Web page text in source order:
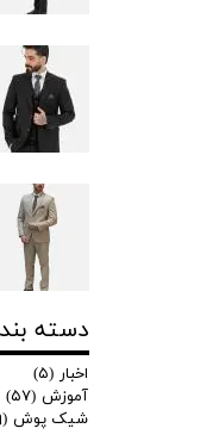
دسته
اخبار (۵)
آموزش (۵۷)
شیک پوش (۵۹)